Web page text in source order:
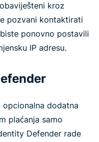
kroz
pozvani kontaktirati
ponovno postavili
IP adresu.
dodatna
plaćanja samo
Defender rade